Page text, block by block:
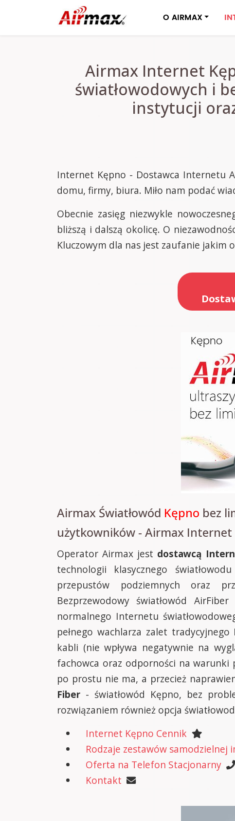
O AIRMAX
Airmax Internet
światłowodowych i
instytucji
Internet Kępno - Dostawca Internetu
domu, firmy, biura. Miło nam podać
Obecnie zasięg niezwykle
bliższą i dalszą okolicę. O
Kluczowym dla nas jest zaufanie jakim
Airmax Światłowód Kępno bez
użytkowników - Airmax Internet
Operator Airmax jest dostawcą
technologii klasycznego
przepustów podziemnych oraz
Bezprzewodowy światłowód
normalnego Internetu
pełnego wachlarza zalet
kabli (nie wpływa negatywnie na
fachowca oraz odporności na warunki
po prostu nie ma, a przecież
Fiber - światłowód Kępno, bez
rozwiązaniem również opcja
Internet Kępno Cennik
Rodzaje zestawów samodzielnej
Oferta na Telefon Stacjonarny
Kontakt